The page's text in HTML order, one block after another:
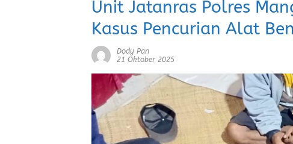
Unit Jatanras Polres
Kasus Pencurian Alat
Dody Pan
21 Oktober 2025